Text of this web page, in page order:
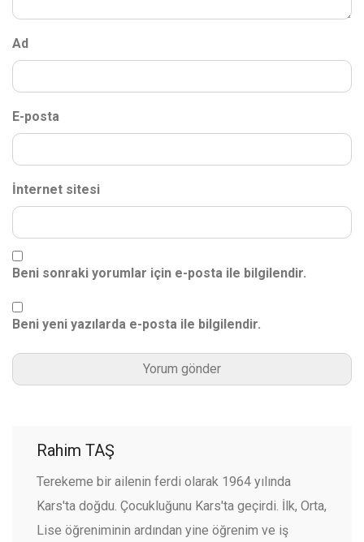
Ad
E-posta
İnternet sitesi
Beni sonraki yorumlar için e-posta ile bilgilendir.
Beni yeni yazılarda e-posta ile bilgilendir.
Rahim TAŞ
Terekeme bir ailenin ferdi olarak 1964 yılında
Kars'ta doğdu. Çocukluğunu Kars'ta geçirdi. İlk, Orta,
Lise öğreniminin ardından yine öğrenim ve iş